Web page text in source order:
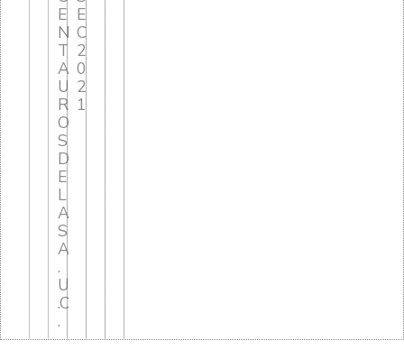
E
N
T
A
U
R
O
S
D
E
L
A
S
A
.
U
.C
.
E
C
2
0
2
1